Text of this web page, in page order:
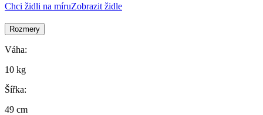
Chci židli na míruZobrazit židle
Rozmery
Váha:
10 kg
Šířka:
49 cm